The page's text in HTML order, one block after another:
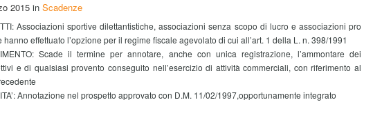
2015 in Scadenze
Associazioni sportive dilettantistiche, associazioni senza scopo di lucro e associazioni pro
hanno effettuato l’opzione per il regime fiscale agevolato di cui all’art. 1 della L. n. 398/1991
Scade il termine per annotare, anche con unica registrazione, l’ammontare dei
e di qualsiasi provento conseguito nell’esercizio di attività commerciali, con riferimento al
Annotazione nel prospetto approvato con D.M. 11/02/1997,opportunamente integrato